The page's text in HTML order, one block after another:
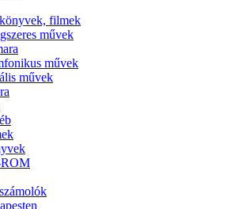
filmek
művek
művek
művek